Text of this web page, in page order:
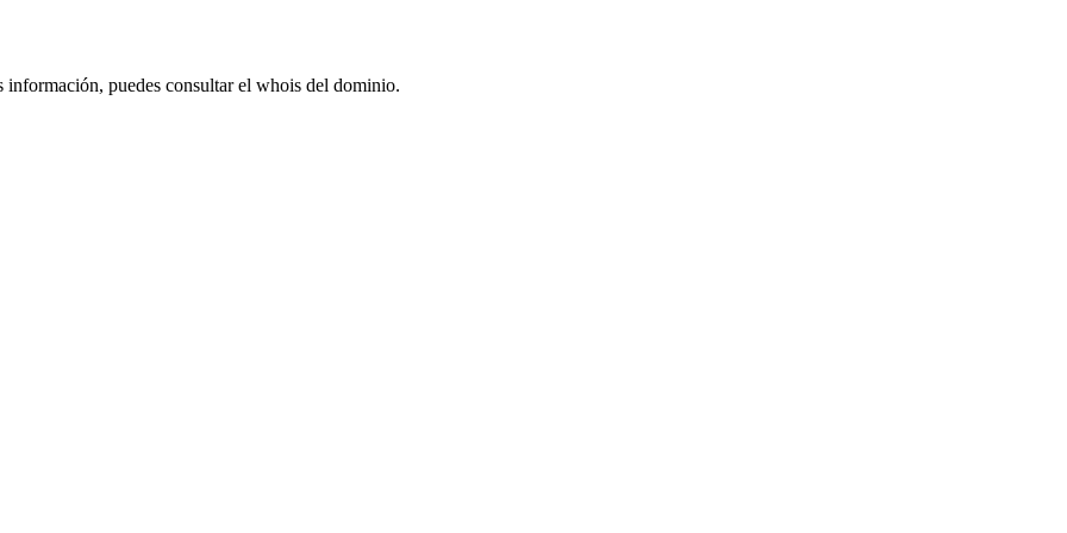
información, puedes consultar el whois del dominio.